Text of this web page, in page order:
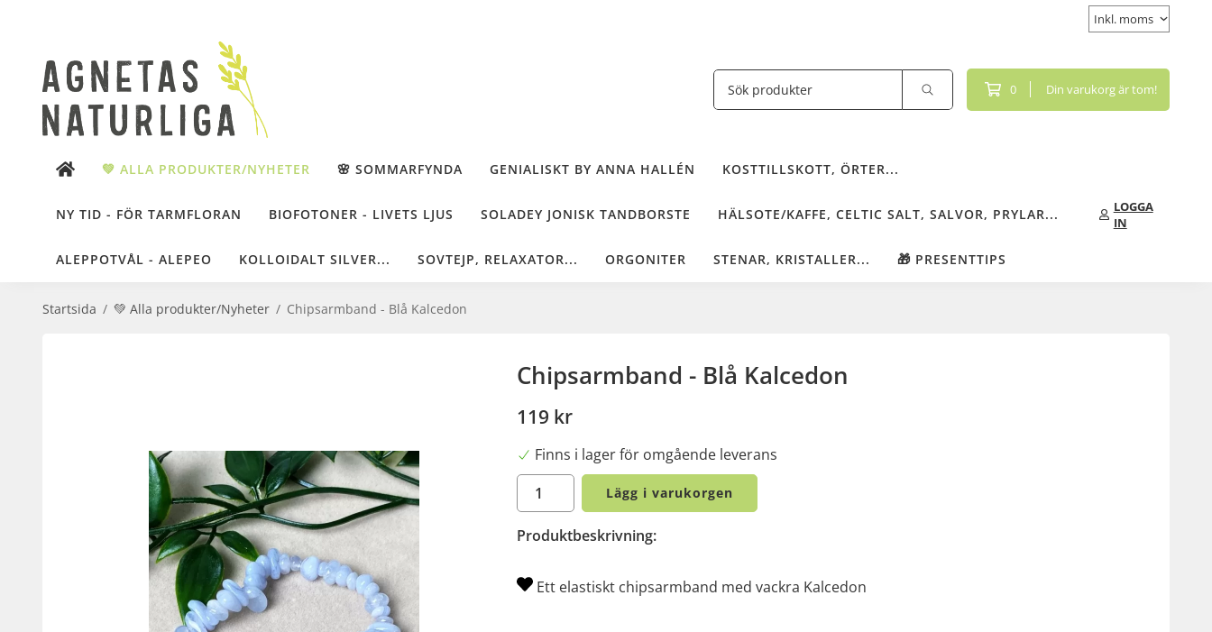
0 Din varukorg är tom!
💚 ALLA PRODUKTER/NYHETER 🌸 SOMMARFYNDA GENIALISKT BY ANNA HALLÉN KOSTTILLSKOTT, ÖRTER...
NY TID - FÖR TARMFLORAN BIOFOTONER - LIVETS LJUS SOLADEY JONISK TANDBORSTE HÄLSOTE/KAFFE, CELTIC SALT, SALVOR, PRYLAR...
ALEPPOTVÅL - ALEPEO KOLLOIDALT SILVER... SOVTEJP, RELAXATOR... ORGONITER STENAR, KRISTALLER... 🎁 PRESENTTIPS
LOGGA
IN
Startsida / 💚 Alla produkter/Nyheter / Chipsarmband - Blå Kalcedon
Chipsarmband - Blå Kalcedon
119 kr
Finns i lager för omgående leverans
Lägg i varukorgen
Produktbeskrivning:
Ett elastiskt chipsarmband med vackra Kalcedon